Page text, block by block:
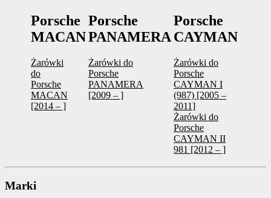
Porsche
MACAN
Żarówki
do
Porsche
MACAN
[2014 – ]
Porsche
PANAMERA
Żarówki do
Porsche
PANAMERA
[2009 – ]
Porsche
CAYMAN
Żarówki do
Porsche
CAYMAN I
(987) [2005 –
2011]
Żarówki do
Porsche
CAYMAN II
981 [2012 – ]
Marki